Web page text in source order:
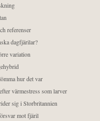
referenser
dagfjärilar?
variation
hur det var
värmestress som larver
sig i Storbritannien
mot fjäril